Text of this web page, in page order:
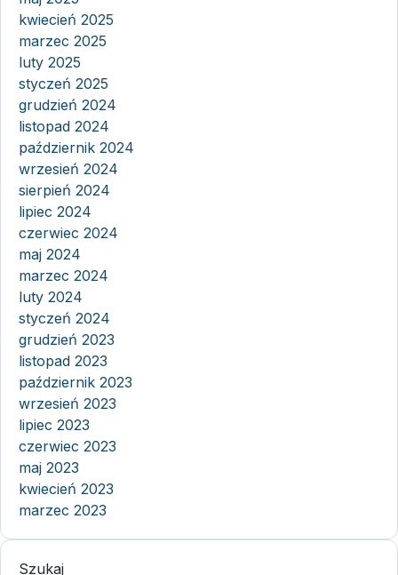
kwiecień 2025
marzec 2025
luty 2025
styczeń 2025
grudzień 2024
listopad 2024
październik 2024
wrzesień 2024
sierpień 2024
lipiec 2024
czerwiec 2024
maj 2024
marzec 2024
luty 2024
styczeń 2024
grudzień 2023
listopad 2023
październik 2023
wrzesień 2023
lipiec 2023
czerwiec 2023
maj 2023
kwiecień 2023
marzec 2023
Szukaj